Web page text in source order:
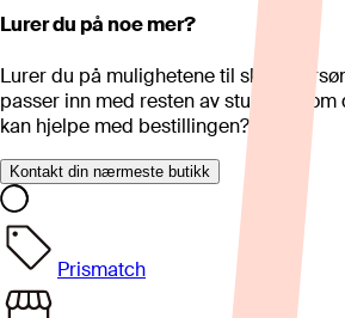
Lurer du på noe mer?
Lurer du på mulighetene til
passer inn med resten av stua eller
kan hjelpe med bestillingen?
Kontakt din nærmeste butikk
Prismatch